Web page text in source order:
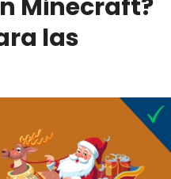
Minecraft?
las